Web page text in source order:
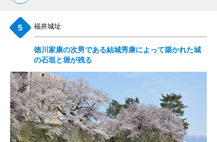
福井城址
徳川家康の次男である結城秀康によって築かれた城
の石垣と堀が残る